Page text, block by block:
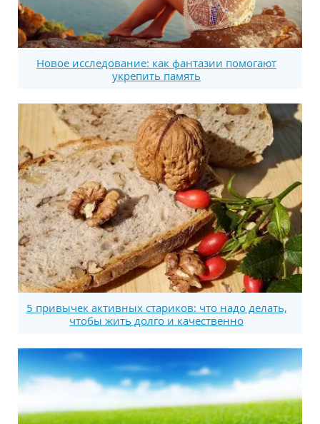
Новое исследование: как фантазии помогают
укрепить память
5 привычек активных стариков: что надо делать,
чтобы жить долго и качественно